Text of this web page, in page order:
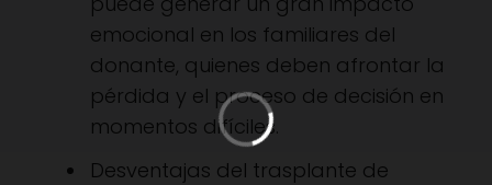
emocional en los familiares del
donante, quienes deben afrontar la
pérdida y el proceso de decisión en
momentos difíciles.
Desventajas del trasplante de